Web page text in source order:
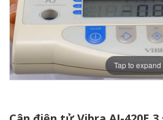
Tap to expand